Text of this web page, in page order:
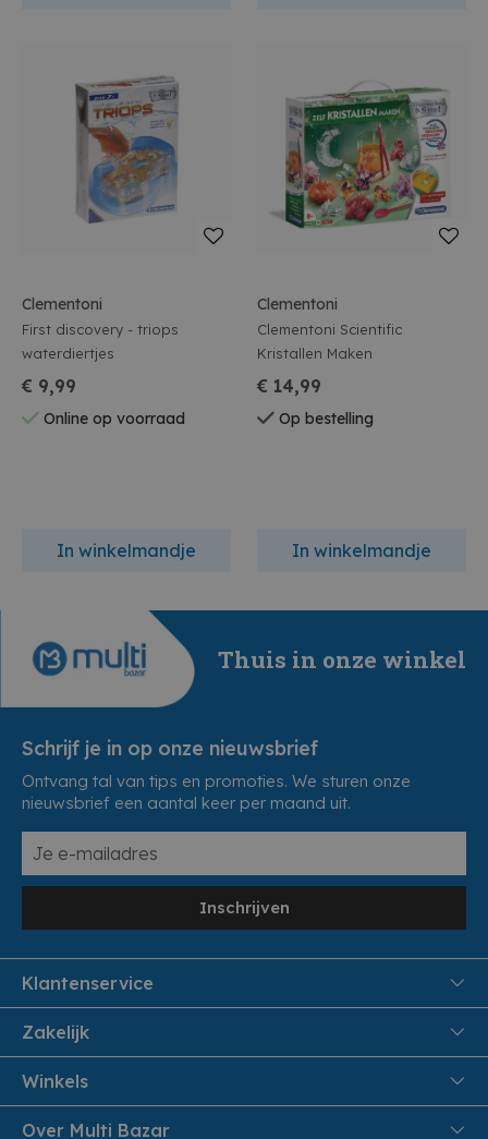
Clementoni
First discovery - triops
waterdiertjes
€ 9,99
Online op voorraad
In winkelmandje
Clementoni
Clementoni Scientific
Kristallen Maken
€ 14,99
Op bestelling
In winkelmandje
Thuis in onze winkel
Schrijf je in op onze nieuwsbrief
Ontvang tal van tips en promoties. We sturen onze
nieuwsbrief een aantal keer per maand uit.
Inschrijven
Klantenservice
FAQ
Veiligheid en Privacy
Zakelijk
Samenwoonactie
B2B
Winkels
Pittem
Over Multi Bazar